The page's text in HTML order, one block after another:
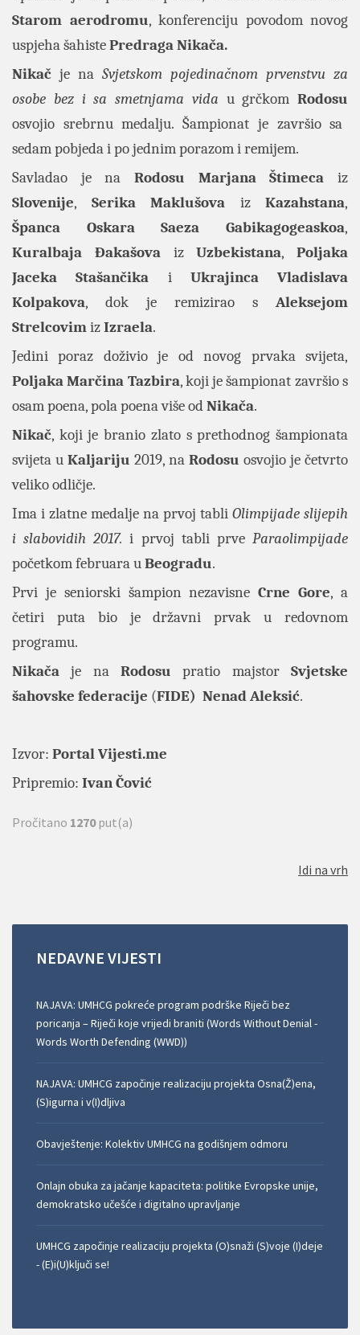
Starom aerodromu, konferenciju povodom novog
uspjeha šahistePredraga Nikača.
Nikač je na Svjetskom pojedinačnom prvenstvu za
osobe bez i sa smetnjama vida u grčkom Rodosu
osvojio srebrnu medalju. Šampionat je završio sa
sedam pobjeda i po jednim porazom i remijem.
Savladao je na Rodosu Marjana Štimeca iz
Slovenije, Serika Maklušova iz Kazahstana,
Španca Oskara Saeza Gabikagogeaskoa,
Kuralbaja ĐakašovaizUzbekistana, Poljaka
Jaceka Stašančika i Ukrajinca Vladislava
Kolpakova, dok je remizirao s Aleksejom
StrelcovimizIzraela.
Jedini poraz doživio je od novog prvaka svijeta,
Poljaka Marčina Tazbira, koji je šampionat završio s
osam poena, pola poena više odNikača.
Nikač, koji je branio zlato s prethodnog šampionata
svijeta u Kaljariju 2019, na Rodosu osvojio je četvrto
veliko odličje.
Ima i zlatne medalje na prvoj tabli Olimpijade slijepih
i slabovidih 2017. i prvoj tabli prveParaolimpijade
početkom februara uBeogradu.
Prvi je seniorski šampion nezavisneCrne Gore, a
četiri puta bio je državni prvak u redovnom
programu.
Nikača je na Rodosu pratio majstor Svjetske
šahovske federacije (FIDE) Nenad Aleksić.
Izvor: PortalVijesti.me
Pripremio: Ivan Čović
Pročitano 1270put(a)
Idi na vrh
NEDAVNE VIJESTI
NAJAVA: UMHCG pokreće program podrške Riječi bez
poricanja – Riječi koje vrijedi braniti (Words Without Denial -
Words Worth Defending (WWD))
NAJAVA: UMHCG započinje realizaciju projekta Osna(Ž)ena,
(S)igurna i v(I)dljiva
Obavještenje: Kolektiv UMHCG na godišnjem odmoru
Onlajn obuka za jačanje kapaciteta: politike Evropske unije,
demokratsko učešće i digitalno upravljanje
UMHCG započinje realizaciju projekta (O)snaži (S)voje (I)deje
- (E)i(U)ključi se!